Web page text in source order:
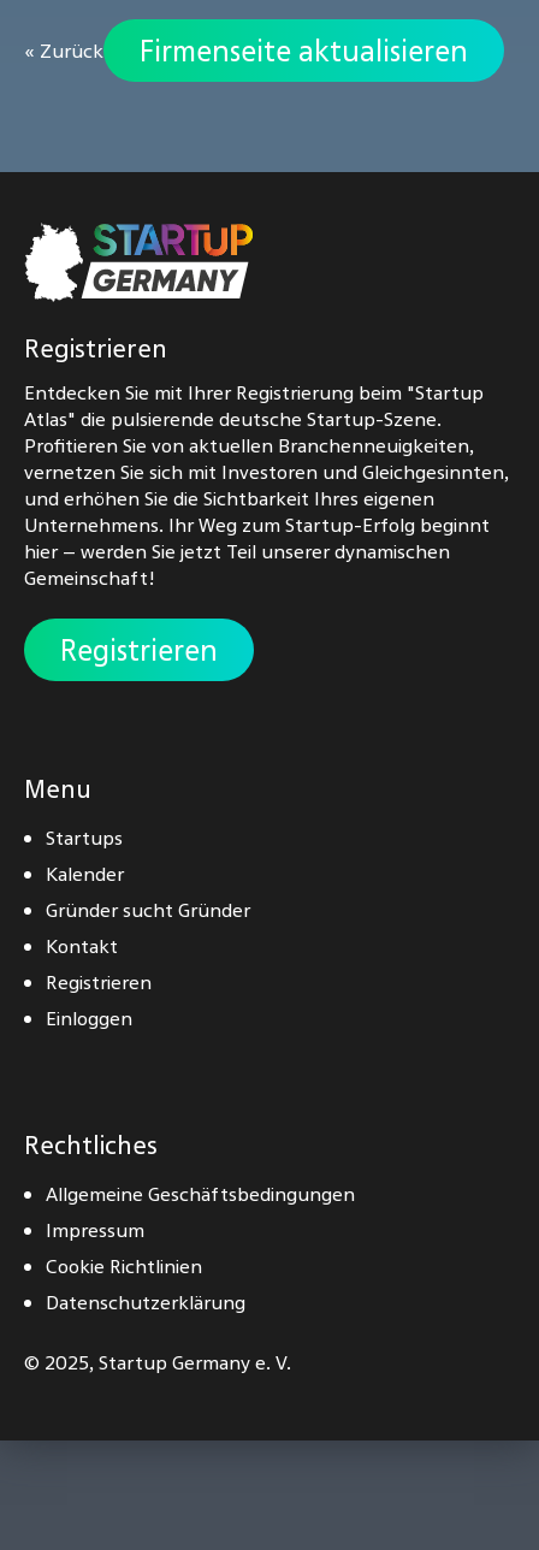
« Zurück Firmenseite aktualisieren
Registrieren
Entdecken Sie mit Ihrer Registrierung beim "Startup
Atlas" die pulsierende deutsche Startup-Szene.
Profitieren Sie von aktuellen Branchenneuigkeiten,
vernetzen Sie sich mit Investoren und Gleichgesinnten,
und erhöhen Sie die Sichtbarkeit Ihres eigenen
Unternehmens. Ihr Weg zum Startup-Erfolg beginnt
hier – werden Sie jetzt Teil unserer dynamischen
Gemeinschaft!
Registrieren
Menu
Startups
Kalender
Gründer sucht Gründer
Kontakt
Registrieren
Einloggen
Rechtliches
Allgemeine Geschäftsbedingungen
Impressum
Cookie Richtlinien
Datenschutzerklärung
© 2025,Startup Germany e. V.